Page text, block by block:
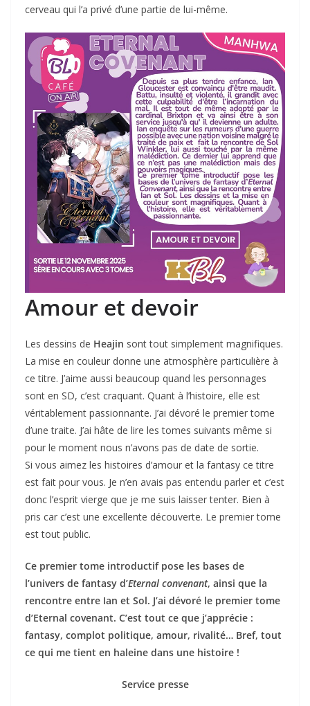
cerveau qui l’a privé d’une partie de lui-même.
Amour et devoir
Les dessins de Heajin sont tout simplement magnifiques.
La mise en couleur donne une atmosphère particulière à
ce titre. J’aime aussi beaucoup quand les personnages
sont en SD, c’est craquant. Quant à l’histoire, elle est
véritablement passionnante. J’ai dévoré le premier tome
d’une traite. J’ai hâte de lire les tomes suivants même si
pour le moment nous n’avons pas de date de sortie.
Si vous aimez les histoires d’amour et la fantasy ce titre
est fait pour vous. Je n’en avais pas entendu parler et c’est
donc l’esprit vierge que je me suis laisser tenter. Bien à
pris car c’est une excellente découverte. Le premier tome
est tout public.
Ce premier tome introductif pose les bases de
l’univers de fantasy d’Eternal convenant, ainsi que la
rencontre entre Ian et Sol. J’ai dévoré le premier tome
d’Eternal covenant. C’est tout ce que j’apprécie :
fantasy, complot politique, amour, rivalité… Bref, tout
ce qui me tient en haleine dans une histoire !
Service presse